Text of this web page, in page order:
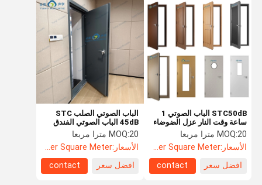
المنزل المنتجات حولنا
جولة في
المصنع
مراقبة الجودة اتصل بنا القضايا
STC50dB الباب الصوتي 1
ساعة وقت النار عزل الضوضاء
الباب العزل الصوتي التصميم
غرفة البيانو الباب غرفة الطبول
MOQ:20 مترا مربعا
الأسعار:US$104.8 Per Square Meter
افضل سعر
contact
الباب الصوتي الصلب STC
45dB الباب الصوتي الفندق
الباب السينما الباب المسرح
المنزلي الباب
MOQ:20 مترا مربعا
الأسعار:US$104.8 Per Square Meter
افضل سعر
contact